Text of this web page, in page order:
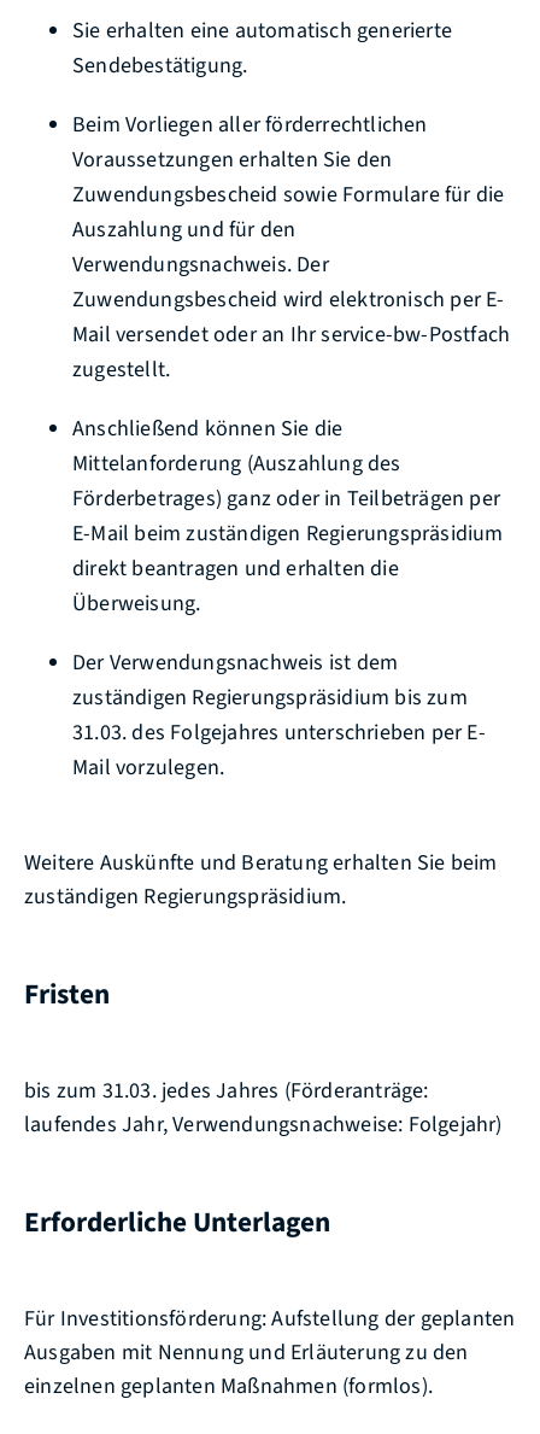
Sie erhalten eine automatisch generierte
Sendebestätigung.
Beim Vorliegen aller förderrechtlichen
Voraussetzungen erhalten Sie den
Zuwendungsbescheid sowie Formulare für die
Auszahlung und für den
Verwendungsnachweis. Der
Zuwendungsbescheid wird elektronisch per E-
Mail versendet oder an Ihr service-bw-Postfach
zugestellt.
Anschließend können Sie die
Mittelanforderung (Auszahlung des
Förderbetrages) ganz oder in Teilbeträgen per
E-Mail beim zuständigen Regierungspräsidium
direkt beantragen und erhalten die
Überweisung.
Der Verwendungsnachweis ist dem
zuständigen Regierungspräsidium bis zum
31.03. des Folgejahres unterschrieben per E-
Mail vorzulegen.
Weitere Auskünfte und Beratung erhalten Sie beim
zuständigen Regierungspräsidium.
Fristen
bis zum 31.03. jedes Jahres (Förderanträge:
laufendes Jahr, Verwendungsnachweise: Folgejahr)
Erforderliche Unterlagen
Für Investitionsförderung: Aufstellung der geplanten
Ausgaben mit Nennung und Erläuterung zu den
einzelnen geplanten Maßnahmen (formlos).